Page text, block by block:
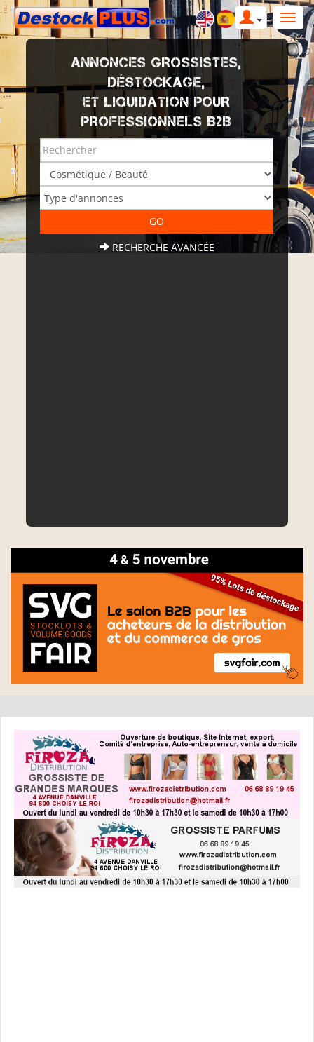
ANNONCES GROSSISTES,
DÉSTOCKAGE,
ET LIQUIDATION POUR
PROFESSIONNELS B2B
RECHERCHE AVANCÉE